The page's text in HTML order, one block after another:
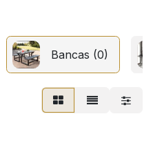
Bancas (0)